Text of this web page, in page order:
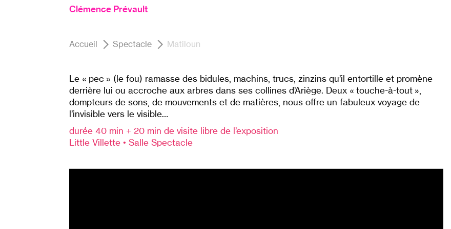
Clémence Prévault
Accueil Spectacle Matiloun
Le « pec » (le fou) ramasse des bidules, machins, trucs, zinzins qu’il entortille et promène
derrière lui ou accroche aux arbres dans ses collines d’Ariège. Deux « touche-à-tout »,
dompteurs de sons, de mouvements et de matières, nous offre un fabuleux voyage de
l’invisible vers le visible…
durée 40 min + 20 min de visite libre de l’exposition
Little Villette • Salle Spectacle